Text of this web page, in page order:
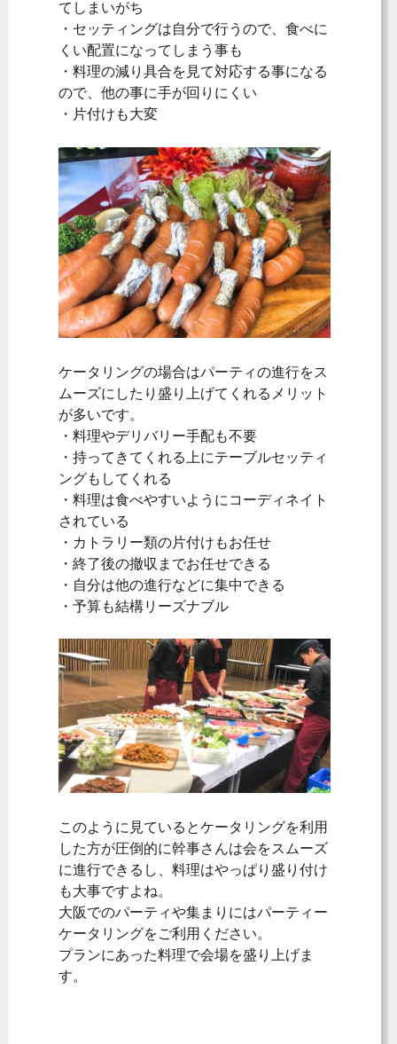
てしまいがち
・セッティングは自分で行うので、食べに
くい配置になってしまう事も
・料理の減り具合を見て対応する事になる
ので、他の事に手が回りにくい
・片付けも大変
ケータリングの場合はパーティの進行をス
ムーズにしたり盛り上げてくれるメリット
が多いです。
・料理やデリバリー手配も不要
・持ってきてくれる上にテーブルセッティ
ングもしてくれる
・料理は食べやすいようにコーディネイト
されている
・カトラリー類の片付けもお任せ
・終了後の撤収までお任せできる
・自分は他の進行などに集中できる
・予算も結構リーズナブル
このように見ているとケータリングを利用
した方が圧倒的に幹事さんは会をスムーズ
に進行できるし、料理はやっぱり盛り付け
も大事ですよね。
大阪でのパーティや集まりにはパーティー
ケータリングをご利用ください。
プランにあった料理で会場を盛り上げま
す。